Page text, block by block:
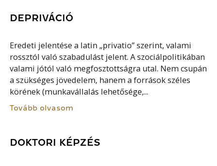
DEPRIVÁCIÓ
Eredeti jelentése a latin „privatio” szerint, valami
rossztól való szabadulást jelent. A szociálpolitikában
valami jótól való megfosztottságra utal. Nem csupán
a szükséges jövedelem, hanem a források széles
körének (munkavállalás lehetősége,...
Tovább olvasom
DOKTORI KÉPZÉS